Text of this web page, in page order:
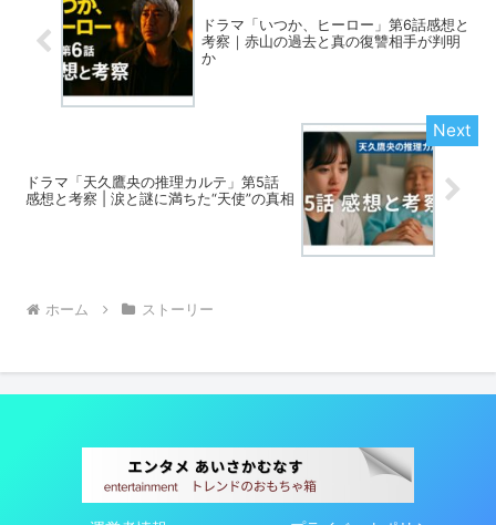
ドラマ「いつか、ヒーロー」第6話感想と
考察｜赤山の過去と真の復讐相手が判明
か
ドラマ「天久鷹央の推理カルテ」第5話
感想と考察 | 涙と謎に満ちた“天使”の真相
ホーム ストーリー